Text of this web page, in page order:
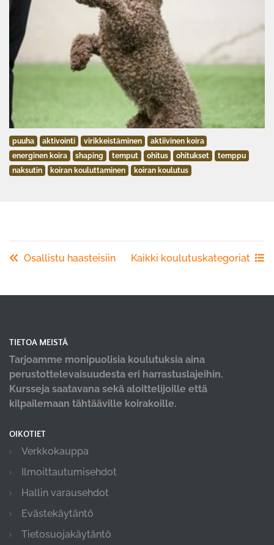
puuha aktivointi virikkeistäminen
aktiivinen koira
energinen koira
shaping temput ohitus ohitukset
temppu
naksutin
koiran kouluttaminen koiran koulutus
Osallistu haasteisiin Kaikki koulutuskategoriat
TIETOA MEISTÄ
Tarjoamme monipuolisia koulutuksia aina
perustottelevaisuudesta eri harrastuslajeihin.
Kursseja saatavana sekä aloittelijoille että
kilpailemaan tähtääville koirakoille.
OIKOTIET
Verkkokauppa
Ilmoittautumisehdot
Hallin varausehdot
Evästekäytäntö
Tietosuojakäytäntö